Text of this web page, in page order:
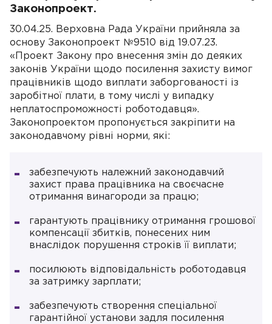
Законопроект.
30.04.25. Верховна Рада України прийняла за
основу Законопроект №9510 від 19.07.23.
«Проект Закону про внесення змін до деяких
законів України щодо посилення захисту вимог
працівників щодо виплати заборгованості із
заробітної плати, в тому числі у випадку
неплатоспроможності роботодавця».
Законопроектом пропонується закріпити на
законодавчому рівні норми, які:
забезпечують належний законодавчий
захист права працівника на своєчасне
отримання винагороди за працю;
гарантують працівнику отримання грошової
компенсації збитків, понесених ним
внаслідок порушення строків її виплати;
посилюють відповідальність роботодавця
за затримку зарплати;
забезпечують створення спеціальної
гарантійної установи задля посилення